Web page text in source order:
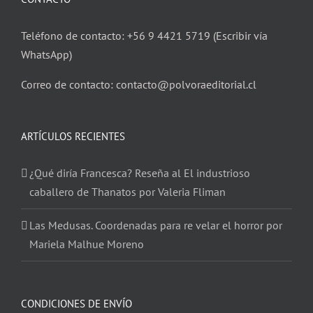
Teléfono de contacto: +56 9 4421 5719 (Escribir vía
WhatsApp)
Correo de contacto: contacto@polvoraeditorial.cl
ARTÍCULOS RECIENTES
¿Qué diría Francesca? Reseña al El industrioso
caballero de Thanatos por Valeria Fliman
Las Medusas. Coordenadas para re velar el horror por
Mariela Malhue Moreno
CONDICIONES DE ENVÍO